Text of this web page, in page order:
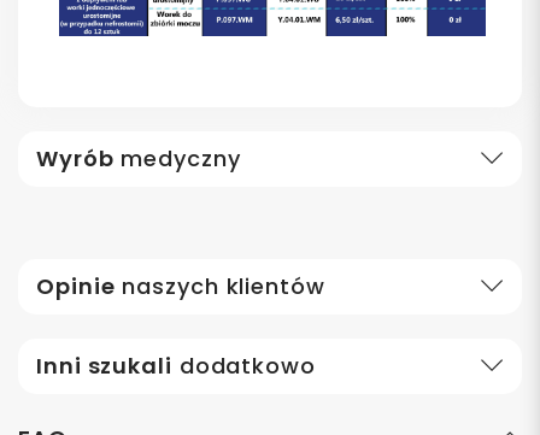
Wyrób medyczny
Opinie naszych klientów
Inni szukali dodatkowo